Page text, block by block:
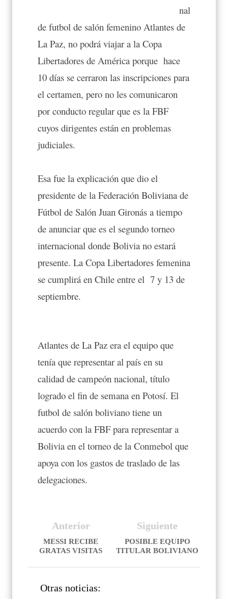
nal
de futbol de salón femenino Atlantes de
La Paz, no podrá viajar a la Copa
Libertadores de América porque hace
10 días se cerraron las inscripciones para
el certamen, pero no les comunicaron
por conducto regular que es la FBF
cuyos dirigentes están en problemas
judiciales.
Esa fue la explicación que dio el
presidente de la Federación Boliviana de
Fútbol de Salón Juan Gironás a tiempo
de anunciar que es el segundo torneo
internacional donde Bolivia no estará
presente. La Copa Libertadores femenina
se cumplirá en Chile entre el 7 y 13 de
septiembre.
Atlantes de La Paz era el equipo que
tenía que representar al país en su
calidad de campeón nacional, título
logrado el fin de semana en Potosí. El
futbol de salón boliviano tiene un
acuerdo con la FBF para representar a
Bolivia en el torneo de la Conmebol que
apoya con los gastos de traslado de las
delegaciones.
Siguiente
POSIBLE EQUIPO
TITULAR BOLIVIANO
Anterior
MESSI RECIBE
GRATAS VISITAS
Otras noticias: